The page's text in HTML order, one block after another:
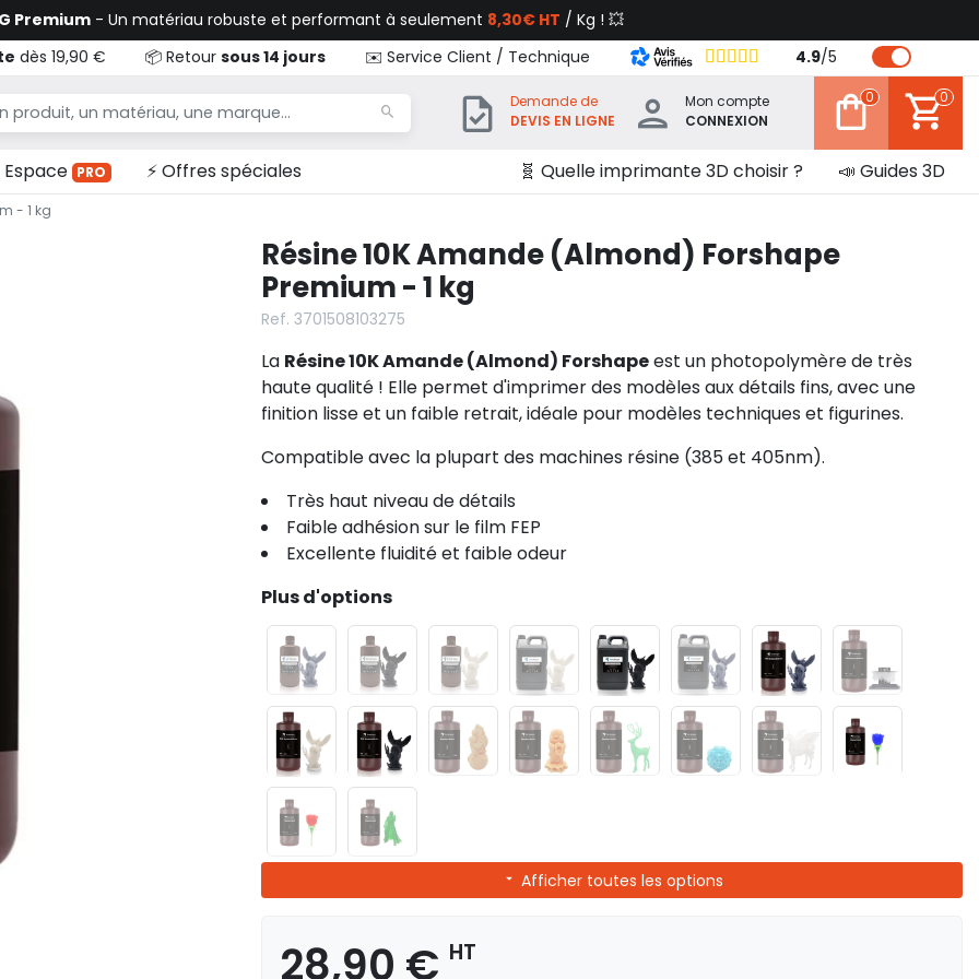
Premium - Un matériau robuste et performant à seulement 8,30€ HT / Kg ! 💥
dès 19,90 € 📦 Retour sous 14 jours ✉️ Service Client / Technique 4.9/5
Demande de
DEVIS EN LIGNE
Mon compte
CONNEXION
0 0
Espace PRO ⚡ Offres spéciales 🧬 Quelle imprimante 3D choisir ? 📣 Guides 3D
- 1 kg
Résine 10K Amande (Almond) Forshape
Premium - 1 kg
Ref. 3701508103275
La Résine 10K Amande (Almond) Forshapeest un photopolymère de très
haute qualité ! Elle permet d'imprimer des modèles aux détails fins, avec une
finition lisse et un faible retrait, idéale pour modèles techniques et figurines.
Compatible avec la plupart des machines résine (385 et 405nm).
Très haut niveau de détails
Faible adhésion sur le film FEP
Excellente fluidité et faible odeur
Plus d'options
Afficher toutes les options
28,90 € HT